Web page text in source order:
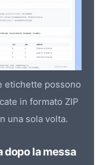
etichette possono
in formato ZIP
una sola volta.
dopo la messa